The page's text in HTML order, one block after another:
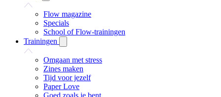
Flow magazine
Specials
School of Flow-trainingen
Trainingen
Omgaan met stress
Zines maken
Tijd voor jezelf
Paper Love
Goed zoals je bent